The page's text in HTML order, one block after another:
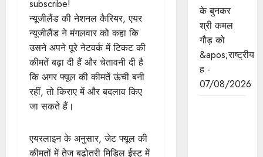
subscribe!
न्यूजीलैंड की नेशनल कैरियर, एयर
न्यूजीलैंड ने मंगलवार को कहा कि
उसने अपने पूरे नेटवर्क में टिकट की
कीमतें बढ़ा दी हैं और चेतावनी दी है
कि अगर फ्यूल की कीमतें ऊंची बनी
रहीं, तो किराए में और बदलाव किए
जा सकते हैं।
एयरलाइन के अनुसार, जेट फ्यूल की
कीमतों में तेज बढ़ोतरी मिडिल ईस्ट में
के बुनकर
श्री कमल
गौड़ को
&apos;राष्ट्रीय
ह -
07/08/2026